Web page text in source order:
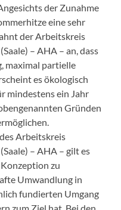
der Zunahme
eine sehr
der Arbeitskreis
– AHA – an, dass
maximal partielle
es ökologisch
mindestens ein Jahr
Gründen
Arbeitskreis
– AHA – gilt es
zu
Umwandlung in
fundierten Umgang